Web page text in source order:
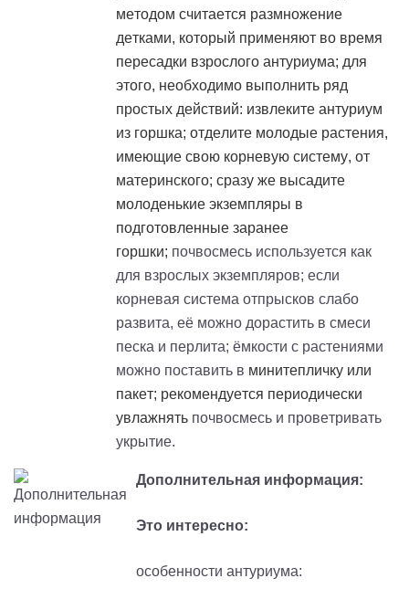
методом считается размножение
детками, который применяют во время
пересадки взрослого антуриума; для
этого, необходимо выполнить ряд
простых действий: извлеките антуриум
из горшка; отделите молодые растения,
имеющие свою корневую систему, от
материнского; сразу же высадите
молоденькие экземпляры в
подготовленные заранее
горшки; почвосмесь используется как
для взрослых экземпляров; если
корневая система отпрысков слабо
развита, её можно дорастить в смеси
песка и перлита; ёмкости с растениями
можно поставить в минитепличку или
пакет; рекомендуется периодически
увлажнять почвосмесь и проветривать
укрытие.
Дополнительная информация:
Это интересно:
особенности антуриума: